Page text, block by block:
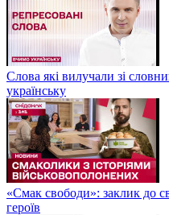
Слова які вилучали зі
українську
«Смак свободи»: заклик до
героїв